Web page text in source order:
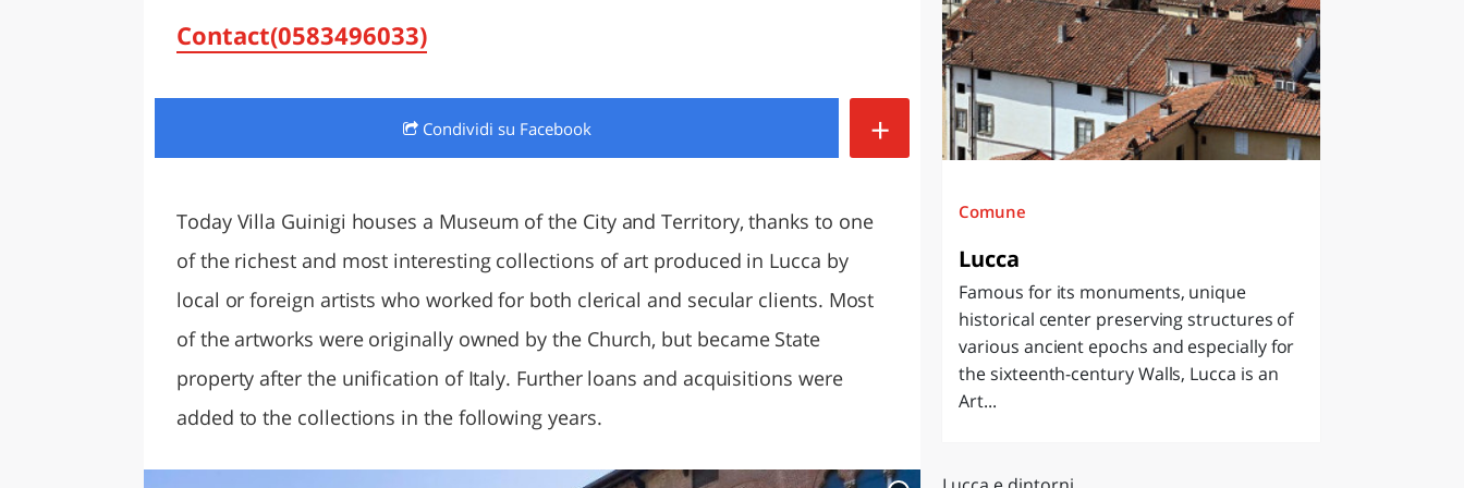
Contact(0583496033)
Condividi su Facebook +
Today Villa Guinigi houses a Museum of the City and Territory, thanks to one
of the richest and most interesting collections of art produced in Lucca by
local or foreign artists who worked for both clerical and secular clients. Most
of the artworks were originally owned by the Church, but became State
property after the unification of Italy. Further loans and acquisitions were
added to the collections in the following years.
Comune
Lucca
Famous for its monuments, unique
historical center preserving structures of
various ancient epochs and especially for
the sixteenth-century Walls, Lucca is an
Art...